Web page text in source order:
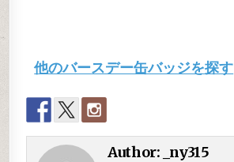
他のバースデー缶バッジを探す
Author: _ny315